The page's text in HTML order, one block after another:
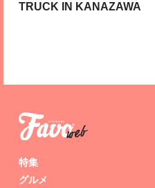
TRUCK IN KANAZAWA
特集
グルメ